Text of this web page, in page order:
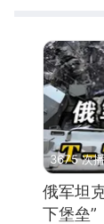
3675 次
俄军坦
下堡垒”